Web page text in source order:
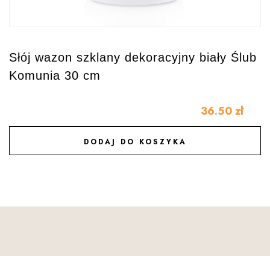
Słój wazon szklany dekoracyjny biały Ślub
Komunia 30 cm
36.50 zł
DODAJ DO KOSZYKA
DODAJ DO ULUBIONYCH